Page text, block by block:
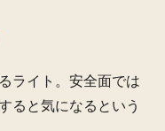
ライト。安全面では
ると気になるという